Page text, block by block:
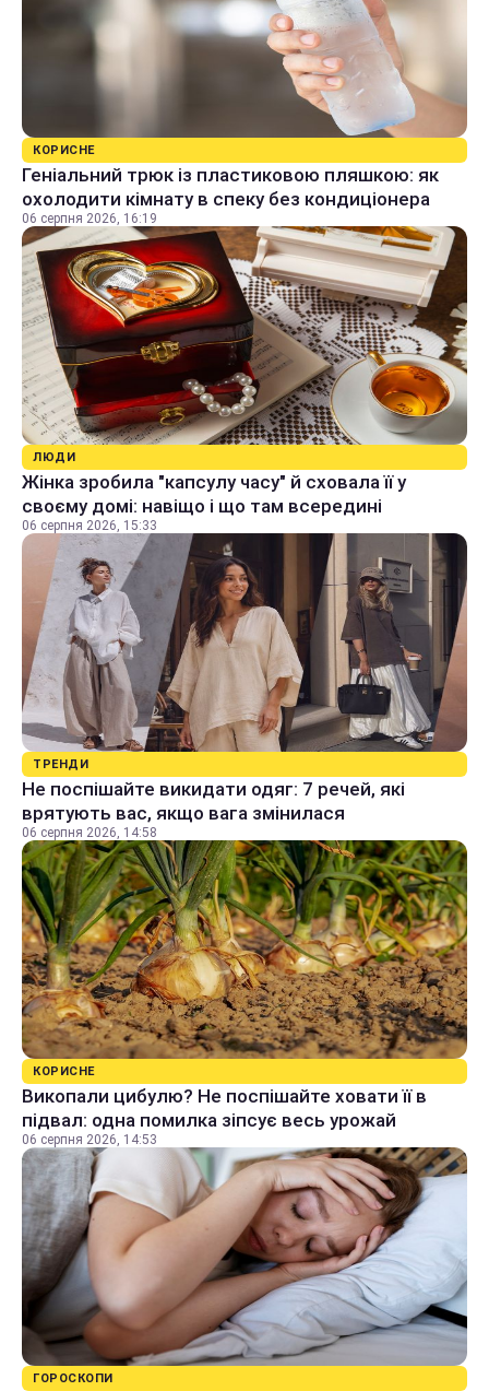
КОРИСНЕ
Геніальний трюк із пластиковою пляшкою: як
охолодити кімнату в спеку без кондиціонера
06 серпня 2026, 16:19
ЛЮДИ
Жінка зробила "капсулу часу" й сховала її у
своєму домі: навіщо і що там всередині
06 серпня 2026, 15:33
ТРЕНДИ
Не поспішайте викидати одяг: 7 речей, які
врятують вас, якщо вага змінилася
06 серпня 2026, 14:58
КОРИСНЕ
Викопали цибулю? Не поспішайте ховати її в
підвал: одна помилка зіпсує весь урожай
06 серпня 2026, 14:53
ГОРОСКОПИ